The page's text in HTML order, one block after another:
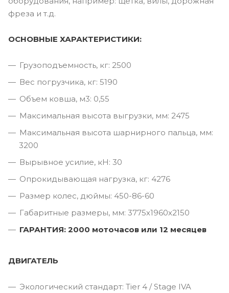
фреза и т.д.
ОСНОВНЫЕ ХАРАКТЕРИСТИКИ:
Грузоподъемность, кг: 2500
Вес погрузчика, кг: 5190
Объем ковша, м3: 0,55
Максимальная высота выгрузки, мм: 2475
Максимальная высота шарнирного пальца, мм:
3200
Вырывное усилие, кН: 30
Опрокидывающая нагрузка, кг: 4276
Размер колес, дюймы: 450-86-60
Габаритные размеры, мм: 3775х1960х2150
ГАРАНТИЯ: 2000 моточасов или 12 месяцев
ДВИГАТЕЛЬ
Экологический стандарт: Tier 4 / Stage IVA